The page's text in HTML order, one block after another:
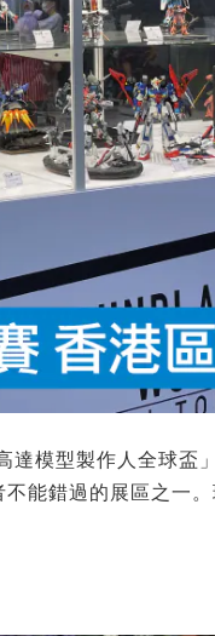
達模型製作人全球
能錯過的展區之一